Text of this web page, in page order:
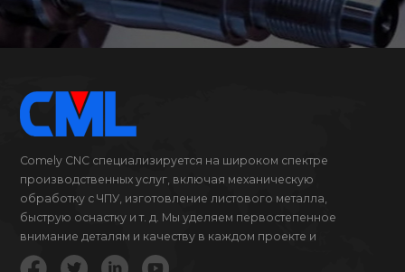
Comely CNC специализируется на широком спектре
производственных услуг, включая механическую
обработку с ЧПУ, изготовление листового металла,
быструю оснастку и т. д. Мы уделяем первостепенное
внимание деталям и качеству в каждом проекте и
продукте, за который мы беремся.